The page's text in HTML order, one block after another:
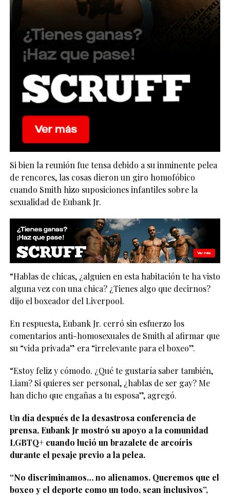
Si bien la reunión fue tensa debido a su inminente pelea
de rencores, las cosas dieron un giro homofóbico
cuando Smith hizo suposiciones infantiles sobre la
sexualidad de Eubank Jr.
“Hablas de chicas, ¿alguien en esta habitación te ha visto
alguna vez con una chica? ¿Tienes algo que decirnos?
dijo el boxeador del Liverpool.
En respuesta, Eubank Jr. cerró sin esfuerzo los
comentarios anti-homosexuales de Smith al afirmar que
su “vida privada” era “irrelevante para el boxeo”.
“Estoy feliz y cómodo. ¿Qué te gustaría saber también,
Liam? Si quieres ser personal, ¿hablas de ser gay? Me
han dicho que engañas a tu esposa”, agregó.
Un día después de la desastrosa conferencia de
prensa, Eubank Jr mostró su apoyo a la comunidad
LGBTQ+ cuando lució un brazalete de arcoíris
durante el pesaje previo a la pelea.
“No discriminamos… no alienamos. Queremos que el
boxeo y el deporte como un todo, sean inclusivos”,